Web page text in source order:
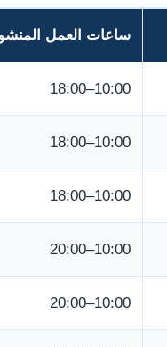
ساعات العمل
10:00–18:00
10:00–18:00
10:00–18:00
10:00–20:00
10:00–20:00